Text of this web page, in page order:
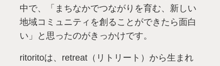
中で、「まちなかでつながりを育む、新しい
地域コミュニティを創ることができたら面白
い」と思ったのがきっかけです。
ritoritoは、retreat（リトリート）から生まれ